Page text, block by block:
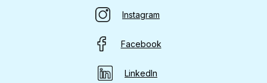
Instagram
Facebook
LinkedIn